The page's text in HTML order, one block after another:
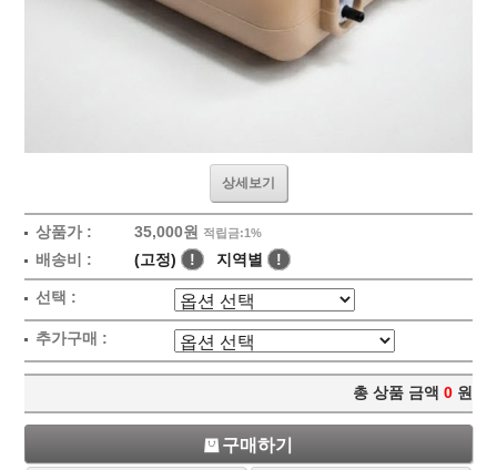
상세보기
상품가 : 35,000원 적립금:1%
배송비 : (고정) ! 지역별 !
선택 :
추가구매 :
총 상품 금액 0 원
구매하기